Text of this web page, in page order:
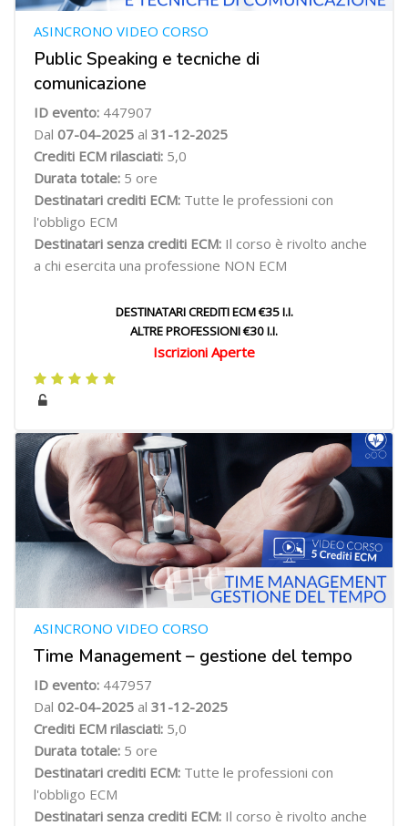
Public Speaking e tecniche di
comunicazione
ASINCRONO VIDEO CORSO
ID evento: 447907
Dal 07-04-2025 al 31-12-2025
Crediti ECM rilasciati: 5,0
Durata totale: 5 ore
Destinatari crediti ECM: Tutte le professioni con
l'obbligo ECM
Destinatari senza crediti ECM: Il corso è rivolto anche
a chi esercita una professione NON ECM
DESTINATARI CREDITI ECM €35 I.I.
ALTRE PROFESSIONI €30 I.I.
Iscrizioni Aperte
Time Management – gestione del tempo
ASINCRONO VIDEO CORSO
ID evento: 447957
Dal 02-04-2025 al 31-12-2025
Crediti ECM rilasciati: 5,0
Durata totale: 5 ore
Destinatari crediti ECM: Tutte le professioni con
l'obbligo ECM
Destinatari senza crediti ECM: Il corso è rivolto anche